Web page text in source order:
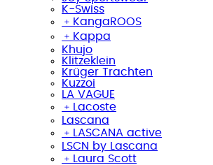
K-Swiss
﹢ KangaROOS
﹢ Kappa
Khujo
Klitzeklein
Krüger Trachten
Kuzzoi
LA VAGUE
﹢
Lacoste
Lascana
﹢
LASCANA active
LSCN by Lascana
﹢
Laura Scott